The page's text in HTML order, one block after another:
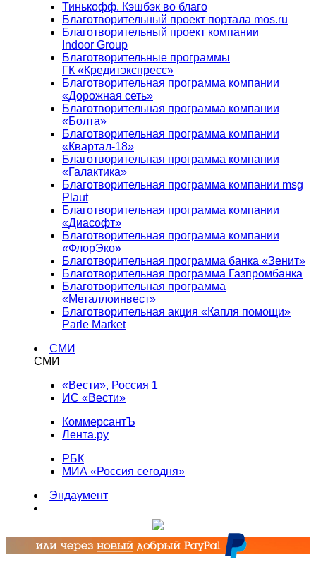
Тинькофф. Кэшбэк во благо
Благотворительный проект портала mos.ru
Благотворительный проект компании
Indoor Group
Благотворительные программы
ГК «Кредитэкспресс»
Благотворительная программа компании
«Дорожная сеть»
Благотворительная программа компании
«Болта»
Благотворительная программа компании
«Квартал-18»
Благотворительная программа компании
«Галактика»
Благотворительная программа компании msg
Plaut
Благотворительная программа компании
«Диасофт»
Благотворительная программа компании
«ФлорЭко»
Благотворительная программа банка «Зенит»
Благотворительная программа Газпромбанка
Благотворительная программа
«Металлоинвест»
Благотворительная акция «Капля помощи»
Parle Market
СМИ
СМИ
«Вести», Россия 1
ИС «Вести»
КоммерсантЪ
Лента.ру
РБК
МИА «Россия сегодня»
Эндаумент